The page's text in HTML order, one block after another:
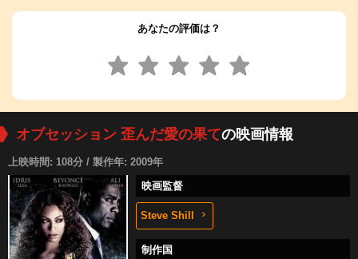
あなたの評価は？
オブセッション 歪んだ愛の果ての映画情報
上映時間: 108分 / 製作年: 2009年
映画監督
Steve Shill
制作国